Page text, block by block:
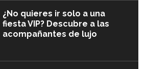
¿No quieres ir solo a una
fiesta VIP? Descubre a las
acompañantes de lujo